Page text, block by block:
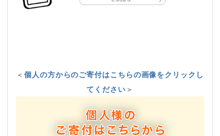
＜個人の方からのご寄付はこちらの画像をクリックし
てください＞